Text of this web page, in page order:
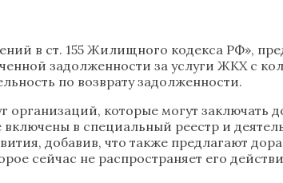
в ст. 155 Жилищного кодекса РФ»,
задолженности за услуги ЖКХ с
по возврату задолженности.
которые могут заключать
в специальный реестр и
добавив, что также предлагают
сейчас не распространяет его